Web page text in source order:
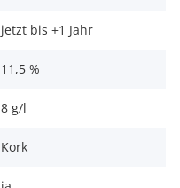
jetzt bis +1 Jahr
11,5 %
8 g/l
Kork